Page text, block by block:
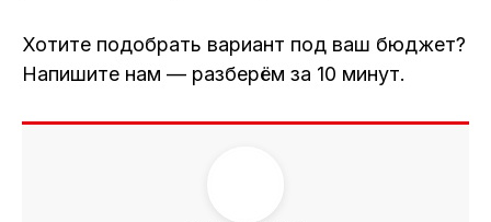
Хотите подобрать вариант под ваш бюджет?
Напишите нам — разберём за 10 минут.